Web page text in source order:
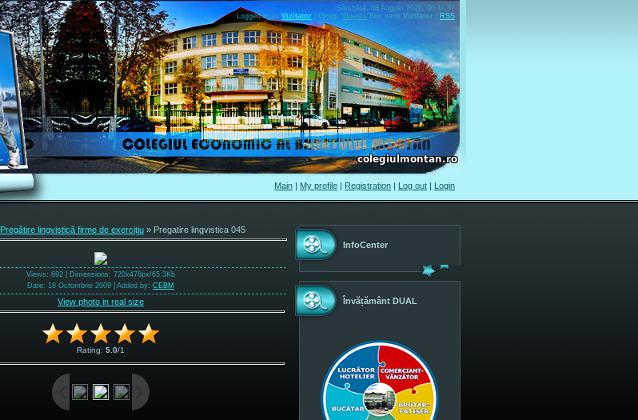
Sâmbătă, 08 August 2026, 00.11.37
Logged in as Vizitator Group "Guests" Bun venit Vizitator RSS
Main | My profile | Registration | Log out | Login
Pregătire lingvistică firme de exercițiu » Pregatire lingvistica 045
Views: 692 | Dimensions: 720x478px/65.3Kb
Date: 18 Octombrie 2009 | Added by: CEBM
View photo in real size
Rating: 5.0/1
InfoCenter
Învățământ DUAL